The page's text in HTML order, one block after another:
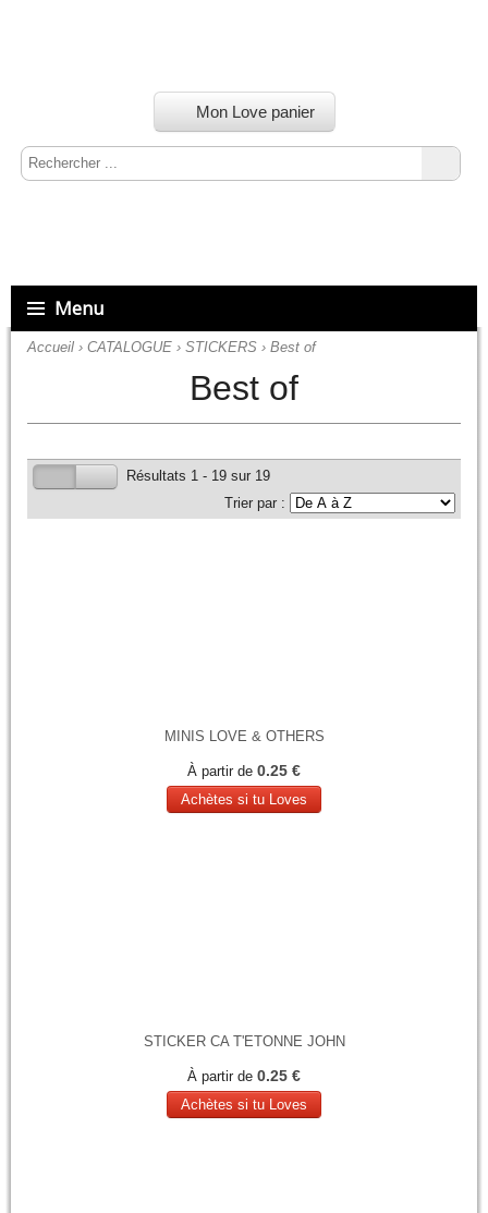
Mon Love panier
Menu
Accueil › CATALOGUE › STICKERS › Best of
Best of
Résultats 1 - 19 sur 19
Trier par :
MINIS LOVE & OTHERS
À partir de 0.25 €
Achètes si tu Loves
STICKER CA T'ETONNE JOHN
À partir de 0.25 €
Achètes si tu Loves